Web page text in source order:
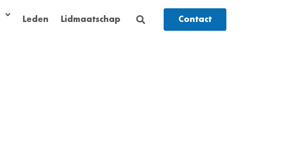
Leden Lidmaatschap Contact